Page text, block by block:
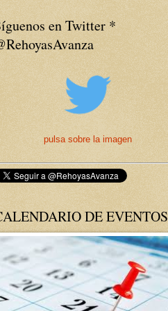
en Twitter *
pulsa sobre la imagen
DE EVENTOS